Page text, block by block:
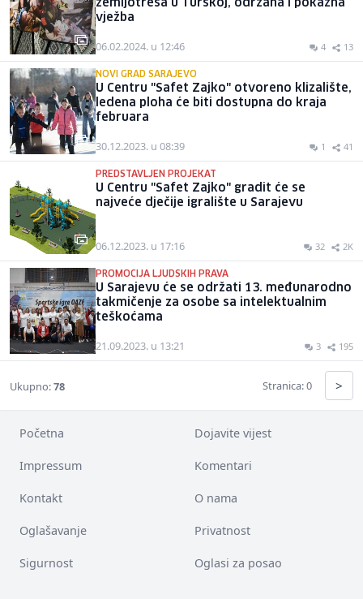
zemljotresa u Turskoj, održana i pokazna
vježba
06.02.2024. u 12:46 4 13
NOVI GRAD SARAJEVO
U Centru "Safet Zajko" otvoreno klizalište,
ledena ploha će biti dostupna do kraja
februara
30.12.2023. u 08:39 1 41
PREDSTAVLJEN PROJEKAT
U Centru "Safet Zajko" gradit će se
najveće dječije igralište u Sarajevu
06.12.2023. u 17:16 32 2K
PROMOCIJA LJUDSKIH PRAVA
U Sarajevu će se održati 13. međunarodno
takmičenje za osobe sa intelektualnim
teškoćama
21.09.2023. u 13:21 3 195
Ukupno:78 Stranica: 0 >
Početna Dojavite vijest
Impressum Komentari
Kontakt O nama
Oglašavanje Privatnost
Sigurnost Oglasi za posao